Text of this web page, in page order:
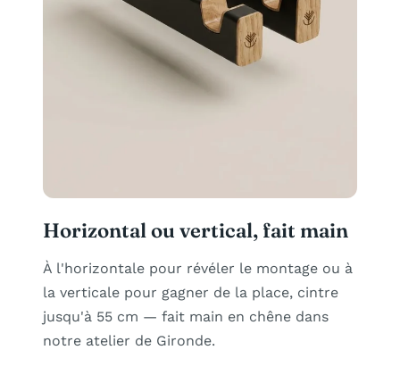
Horizontal ou vertical, fait main
À l'horizontale pour révéler le montage ou à
la verticale pour gagner de la place, cintre
jusqu'à 55 cm — fait main en chêne dans
notre atelier de Gironde.